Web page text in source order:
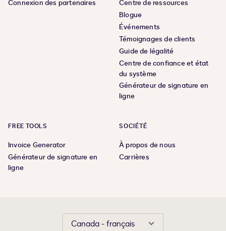
Connexion des partenaires
Centre de ressources
Blogue
Événements
Témoignages de clients
Guide de légalité
Centre de confiance et état
du système
Générateur de signature en
ligne
FREE TOOLS
Invoice Generator
Générateur de signature en
ligne
SOCIÉTÉ
À propos de nous
Carrières
Canada - français